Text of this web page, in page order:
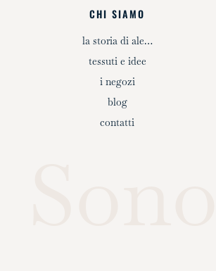
CHI SIAMO
la storia di ale…
tessuti e idee
i negozi
blog
contatti